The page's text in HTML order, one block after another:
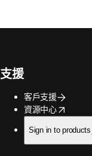
支援
客戶支援
資源中心
opens in new tab/
Sign in to products